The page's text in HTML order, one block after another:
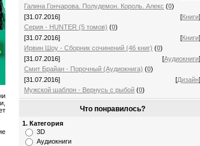
Галина Гончарова. Полудемон. Король. Алекс (0)
[31.07.2016]
[Книги
Серия - HUNTER (5 томов) (0)
[31.07.2016]
[Книги
Ирвин Шоу - Сборник сочинений (46 книг) (0)
[31.07.2016]
[Аудиокниги
Смит Брайан - Порочный (Аудиокнига) (0)
[31.07.2016]
[Дизайн
Мужской шаблон - Вернусь с рыбой (0)
Что понравилось?
1. Категория
3D
Аудиокниги